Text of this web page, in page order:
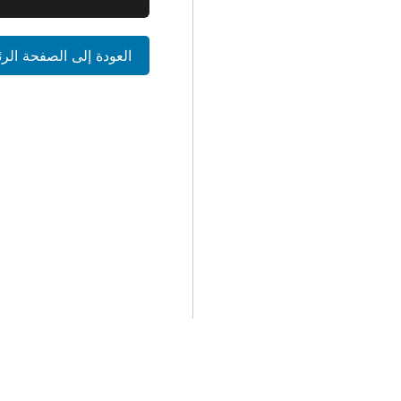
العودة إلى الصفحة